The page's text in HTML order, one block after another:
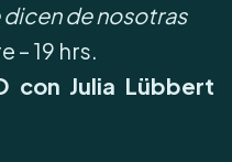
dicen de nosotras
– 19 hrs.
con Julia Lübbert